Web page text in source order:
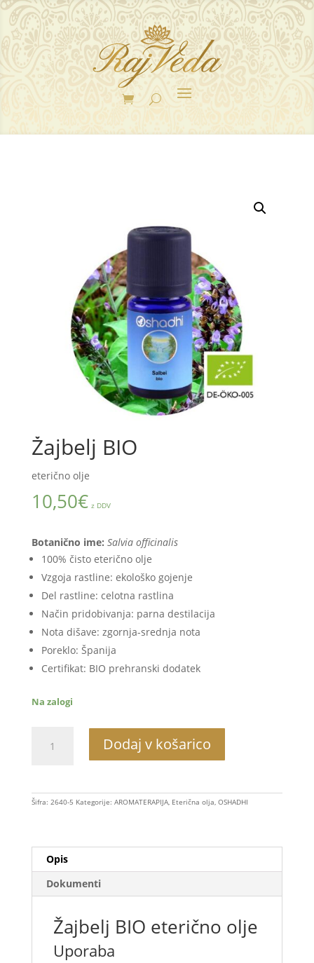
Žajbelj BIO
eterično olje
10,50€ z DDV
Botanično ime: Salvia officinalis
100% čisto eterično olje
Vzgoja rastline: ekološko gojenje
Del rastline: celotna rastlina
Način pridobivanja: parna destilacija
Nota dišave: zgornja-srednja nota
Poreklo: Španija
Certifikat: BIO prehranski dodatek
Na zalogi
Dodaj v košarico
Šifra: 2640-5 Kategorije: AROMATERAPIJA, Eterična olja, OSHADHI
Opis
Dokumenti
Žajbelj BIO eterično olje
Uporaba